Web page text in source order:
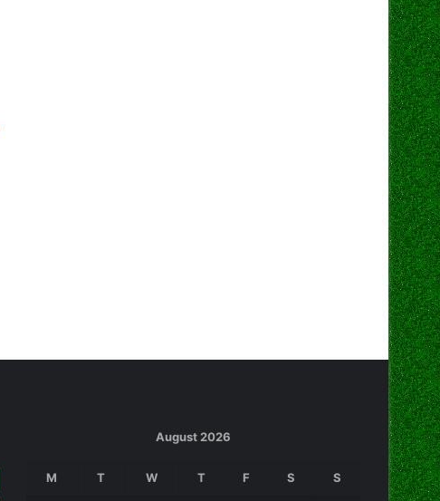
August 2026
M T W T F S S